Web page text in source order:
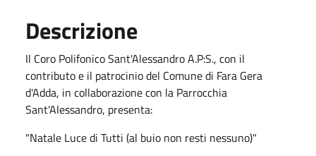
Descrizione
Il Coro Polifonico Sant'Alessandro A.P:S., con il
contributo e il patrocinio del Comune di Fara Gera
d'Adda, in collaborazione con la Parrocchia
Sant'Alessandro, presenta:
"Natale Luce di Tutti (al buio non resti nessuno)"